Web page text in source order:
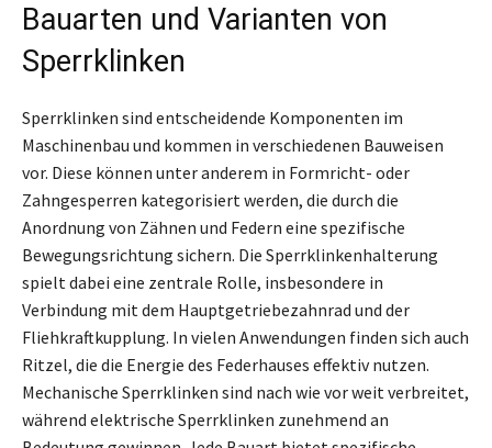
Bauarten und Varianten von
Sperrklinken
Sperrklinken sind entscheidende Komponenten im
Maschinenbau und kommen in verschiedenen Bauweisen
vor. Diese können unter anderem in Formricht- oder
Zahngesperren kategorisiert werden, die durch die
Anordnung von Zähnen und Federn eine spezifische
Bewegungsrichtung sichern. Die Sperrklinkenhalterung
spielt dabei eine zentrale Rolle, insbesondere in
Verbindung mit dem Hauptgetriebezahnrad und der
Fliehkraftkupplung. In vielen Anwendungen finden sich auch
Ritzel, die die Energie des Federhauses effektiv nutzen.
Mechanische Sperrklinken sind nach wie vor weit verbreitet,
während elektrische Sperrklinken zunehmend an